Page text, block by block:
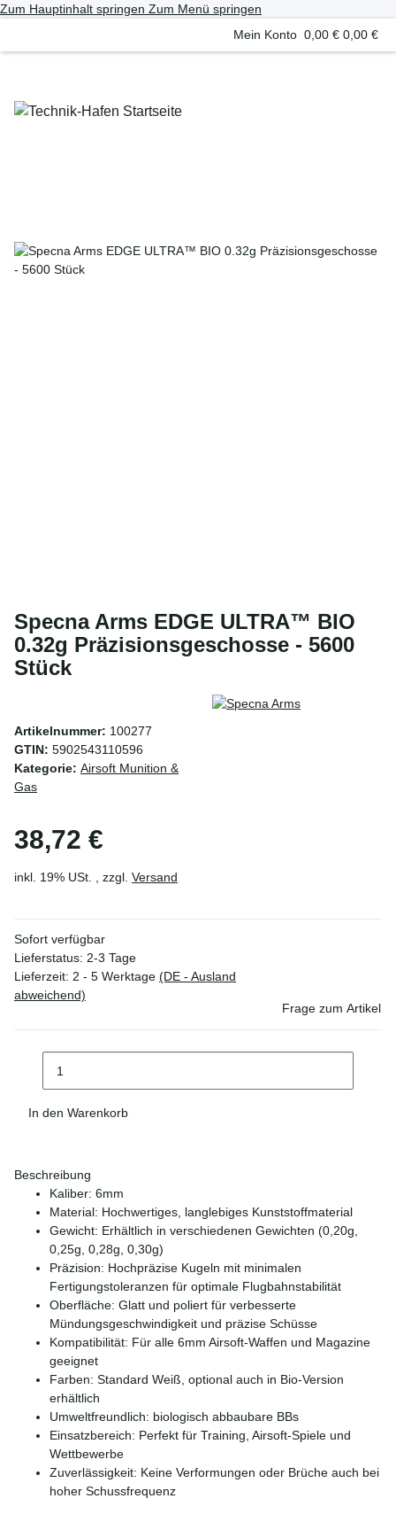
Zum Hauptinhalt springen Zum Menü springen
Mein Konto 0,00 € 0,00 €
Specna Arms EDGE ULTRA™ BIO
0.32g Präzisionsgeschosse - 5600
Stück
Artikelnummer: 100277
GTIN: 5902543110596
Kategorie: Airsoft Munition &
Gas
38,72 €
inkl. 19% USt. , zzgl. Versand
Sofort verfügbar
Lieferstatus: 2-3 Tage
Lieferzeit: 2 - 5 Werktage (DE - Ausland
abweichend)
Frage zum Artikel
In den Warenkorb
Beschreibung
Kaliber: 6mm
Material: Hochwertiges, langlebiges Kunststoffmaterial
Gewicht: Erhältlich in verschiedenen Gewichten (0,20g,
0,25g, 0,28g, 0,30g)
Präzision: Hochpräzise Kugeln mit minimalen
Fertigungstoleranzen für optimale Flugbahnstabilität
Oberfläche: Glatt und poliert für verbesserte
Mündungsgeschwindigkeit und präzise Schüsse
Kompatibilität: Für alle 6mm Airsoft-Waffen und Magazine
geeignet
Farben: Standard Weiß, optional auch in Bio-Version
erhältlich
Umweltfreundlich: biologisch abbaubare BBs
Einsatzbereich: Perfekt für Training, Airsoft-Spiele und
Wettbewerbe
Zuverlässigkeit: Keine Verformungen oder Brüche auch bei
hoher Schussfrequenz